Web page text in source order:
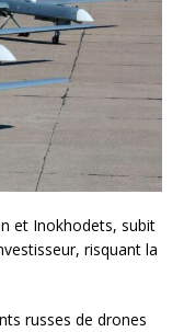
et Inokhodets, subit
risquant la
russes de drones